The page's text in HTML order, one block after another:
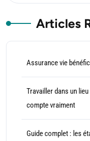
Articles
Assurance vie
Travailler dans un
compte vraiment
Guide complet : les